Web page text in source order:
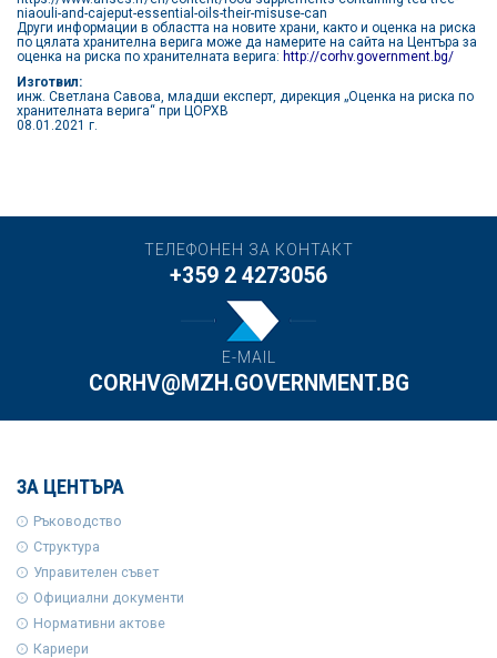
niaouli-and-cajeput-essential-oils-their-misuse-can
Други информации в областта на новите храни, както и оценка на риска
по цялата хранителна верига може да намерите на сайта на Центъра за
оценка на риска по хранителната верига: http://corhv.government.bg/
Изготвил:
инж. Светлана Савова, младши експерт, дирекция „Оценка на риска по
хранителната верига“ при ЦОРХВ
08.01.2021 г.
ТЕЛЕФОНЕН ЗА КОНТАКТ
+359 2 4273056
E-MAIL
CORHV@MZH.GOVERNMENT.BG
ЗА ЦЕНТЪРА
Ръководство
Структура
Управителен съвет
Официални документи
Нормативни актове
Кариери